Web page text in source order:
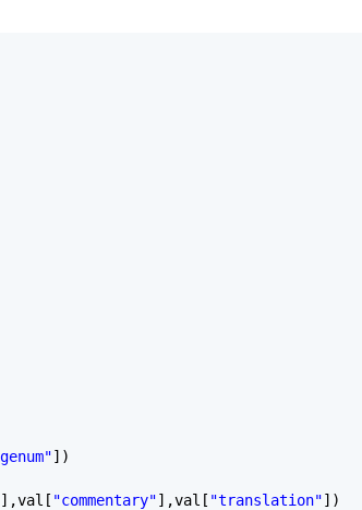
])
],val[ "commentary"],val[ "translation"])